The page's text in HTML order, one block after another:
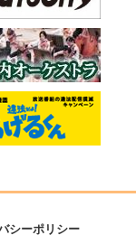
シーポリシー